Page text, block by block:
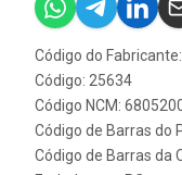
Código do
Código: 25634
Código NCM:
Código de Barras do
Código de Barras da